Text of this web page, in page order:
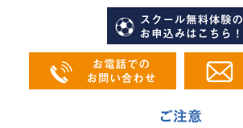
ご注意